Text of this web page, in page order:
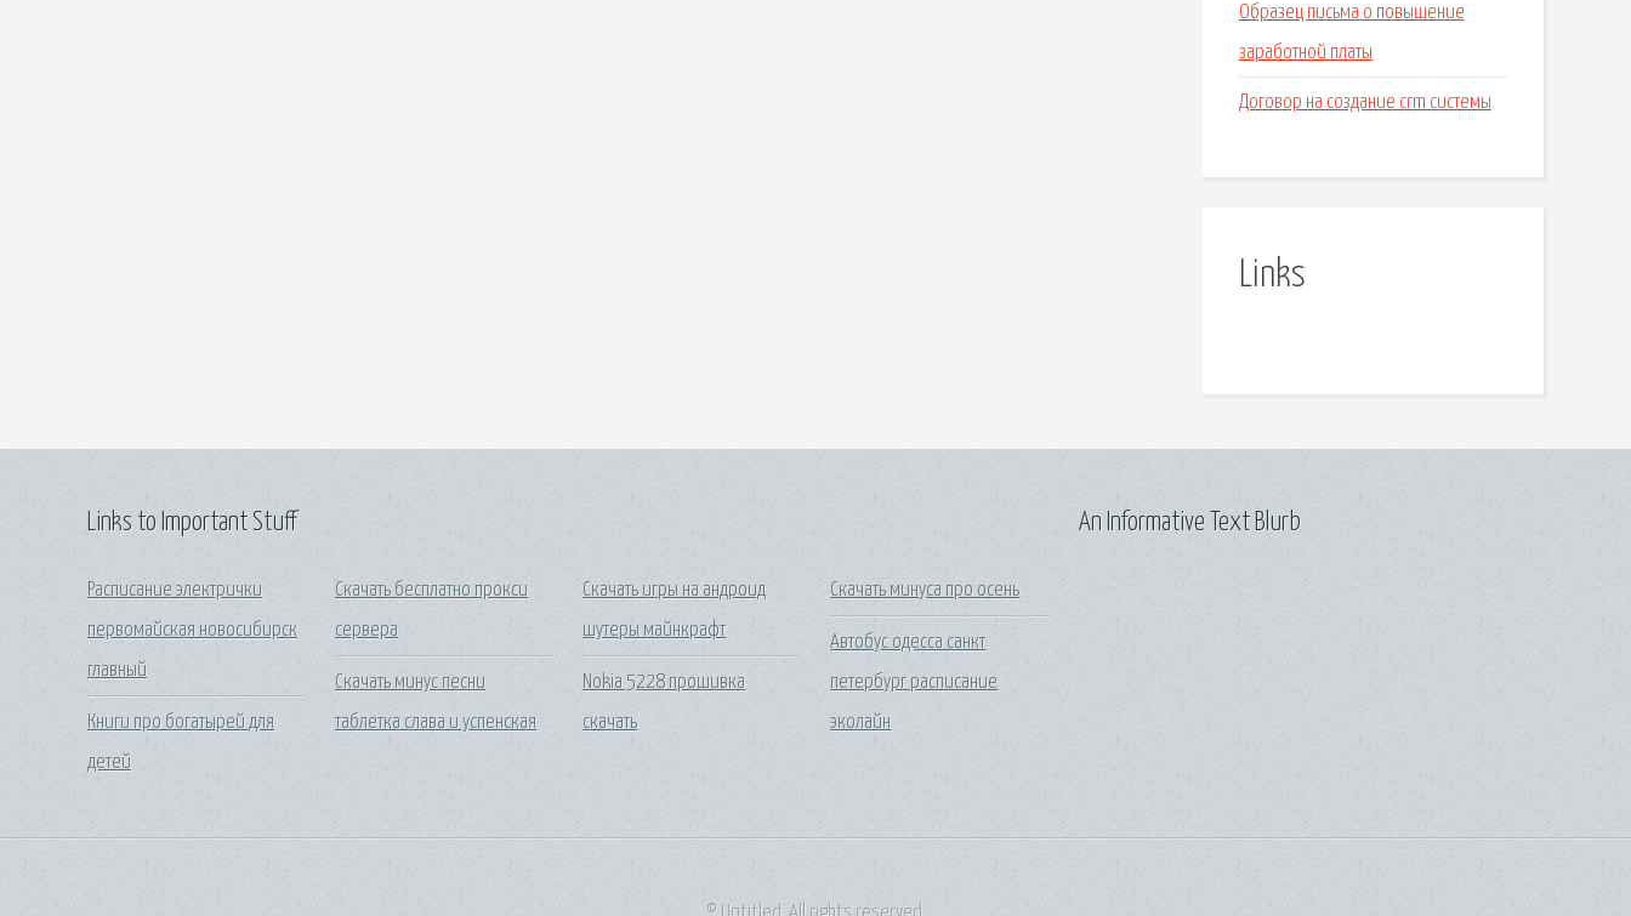
Образец письма о повышение
заработной платы
Договор на создание crm системы
Links
Links to Important Stuff
Расписание электрички
первомайская новосибирск
главный
Книги про богатырей для
детей
Скачать бесплатно прокси
сервера
Скачать минус песни
таблетка слава и успенская
Скачать игры на андроид
шутеры майнкрафт
Nokia 5228 прошивка
скачать
Скачать минуса про осень
Автобус одесса санкт
петербург расписание
эколайн
An Informative Text Blurb